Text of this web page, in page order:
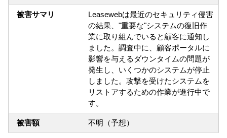
被害サマリ
Leasewebは最近のセキュリティ侵害
の結果、"重要な"システムの復旧作
業に取り組んでいると顧客に通知し
ました。調査中に、顧客ポータルに
影響を与えるダウンタイムの問題が
発生し、いくつかのシステムが停止
しました。攻撃を受けたシステムを
リストアするための作業が進行中で
す。
被害額 不明（予想）